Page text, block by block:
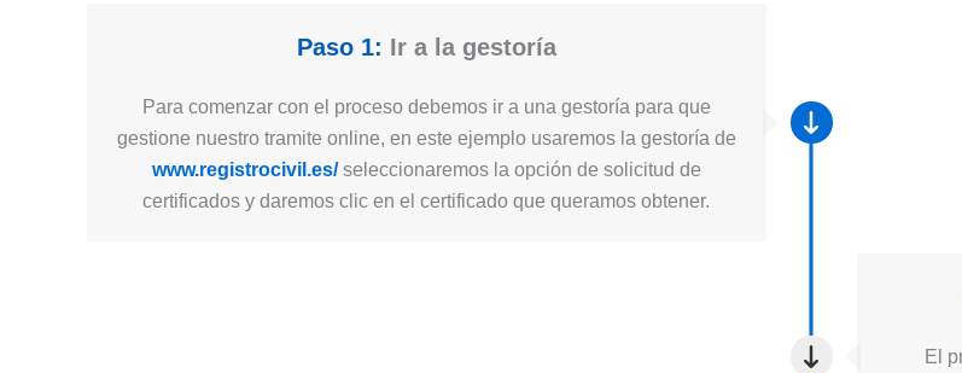
Paso 1: Ir a la gestoría
Para comenzar con el proceso debemos ir a una gestoría para que
gestione nuestro tramite online, en este ejemplo usaremos la gestoría de
www.registrocivil.es/seleccionaremos la opción de solicitud de
certificados y daremos clic en el certificado que queramos obtener.
El